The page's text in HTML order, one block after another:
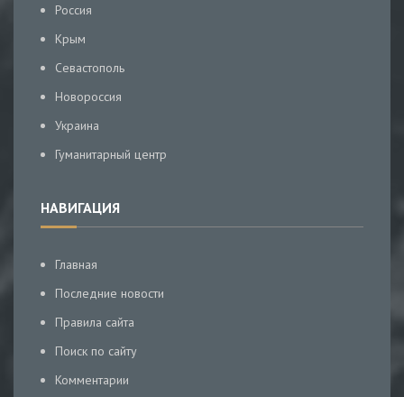
Россия
Крым
Севастополь
Новороссия
Украина
Гуманитарный центр
НАВИГАЦИЯ
Главная
Последние новости
Правила сайта
Поиск по сайту
Комментарии